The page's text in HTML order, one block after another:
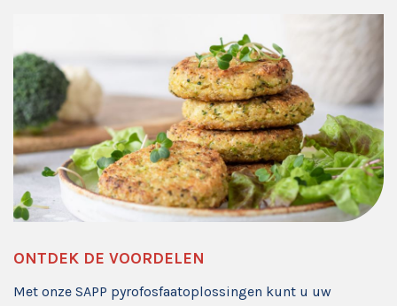
ONTDEK DE VOORDELEN
Met onze SAPP pyrofosfaatoplossingen kunt u uw